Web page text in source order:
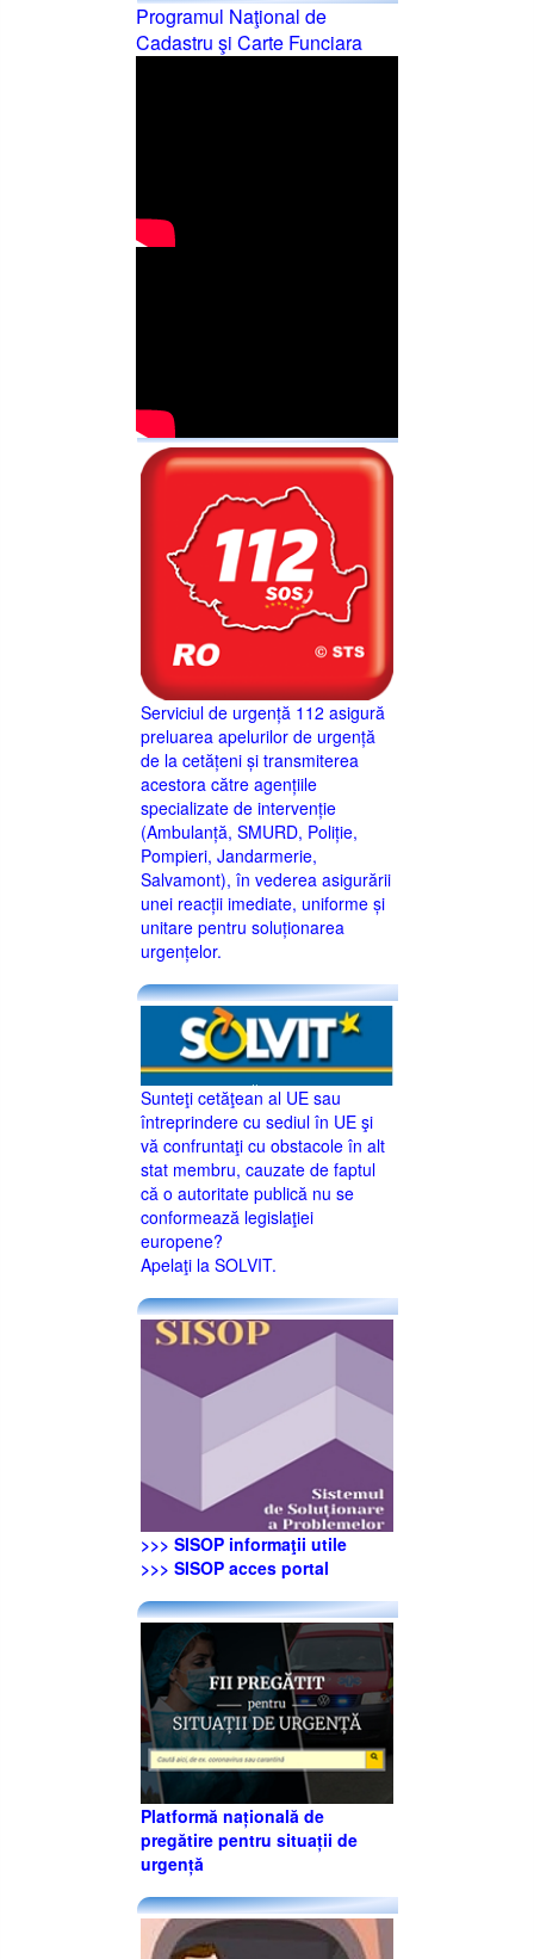
Programul Naţional de
Cadastru şi Carte Funciara
Serviciul de urgență 112 asigură
preluarea apelurilor de urgență
de la cetățeni și transmiterea
acestora către agențiile
specializate de intervenție
(Ambulanță, SMURD, Poliție,
Pompieri, Jandarmerie,
Salvamont), în vederea asigurării
unei reacții imediate, uniforme și
unitare pentru soluționarea
urgențelor.
Sunteţi cetăţean al UE sau
întreprindere cu sediul în UE şi
vă confruntaţi cu obstacole în alt
stat membru, cauzate de faptul
că o autoritate publică nu se
conformează legislaţiei
europene?
Apelaţi la SOLVIT.
>>> SISOP informaţii utile
>>> SISOP acces portal
Platformă națională de
pregătire pentru situații de
urgență